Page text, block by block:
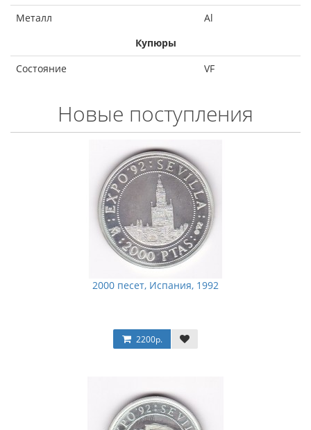
Металл
Al
Купюры
Состояние
VF
Новые поступления
2000 песет, Испания, 1992
2200р.